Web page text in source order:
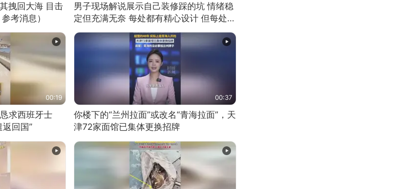
拽回大海 目击
考消息）
男子现场解说展示自己装修踩的坑 情绪稳
定但充满无奈 每处都有精心设计 但每处都
有瑕疵 网友：一开始我没笑 但看到洗手盆
我没绷住
00:19
求西班牙士
回国”
00:37
你楼下的“兰州拉面”或改名“青海拉面”，天
津72家面馆已集体更换招牌